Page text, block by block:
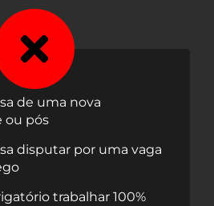
de uma nova
ou pós
disputar por uma vaga
trabalhar 100%